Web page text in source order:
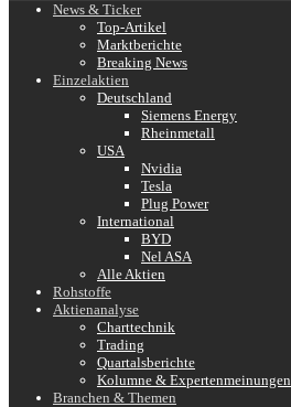
News & Ticker
Top-Artikel
Marktberichte
Breaking News
Einzelaktien
Deutschland
Siemens Energy
Rheinmetall
USA
Nvidia
Tesla
Plug Power
International
BYD
Nel ASA
Alle Aktien
Rohstoffe
Aktienanalyse
Charttechnik
Trading
Quartalsberichte
Kolumne & Expertenmeinungen
Branchen & Themen